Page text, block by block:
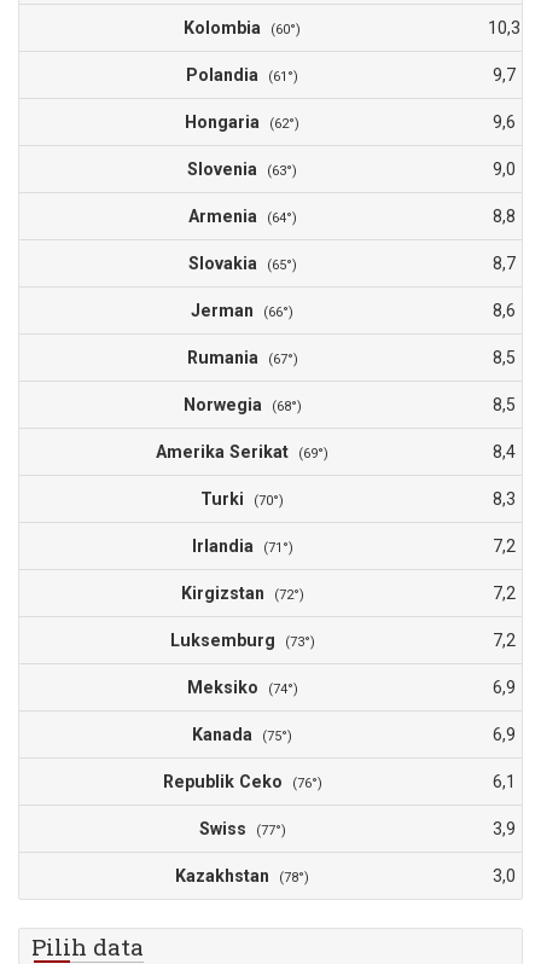
Kolombia (60°) 10,3
Polandia (61°) 9,7
Hongaria (62°) 9,6
Slovenia (63°) 9,0
Armenia (64°) 8,8
Slovakia (65°) 8,7
Jerman (66°) 8,6
Rumania (67°) 8,5
Norwegia (68°) 8,5
Amerika Serikat (69°) 8,4
Turki (70°) 8,3
Irlandia (71°) 7,2
Kirgizstan (72°) 7,2
Luksemburg (73°) 7,2
Meksiko (74°) 6,9
Kanada (75°) 6,9
Republik Ceko (76°) 6,1
Swiss (77°) 3,9
Kazakhstan (78°) 3,0
Pilih data